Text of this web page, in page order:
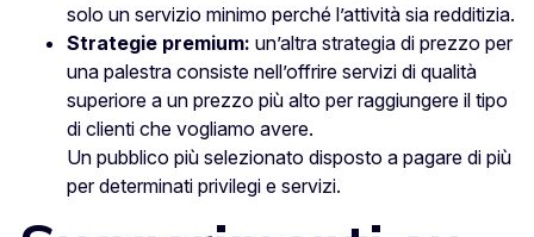
solo un servizio minimo perché l’attività sia redditizia.
Strategie premium: un’altra strategia di prezzo per
una palestra consiste nell’offrire servizi di qualità
superiore a un prezzo più alto per raggiungere il tipo
di clienti che vogliamo avere.
Un pubblico più selezionato disposto a pagare di più
per determinati privilegi e servizi.